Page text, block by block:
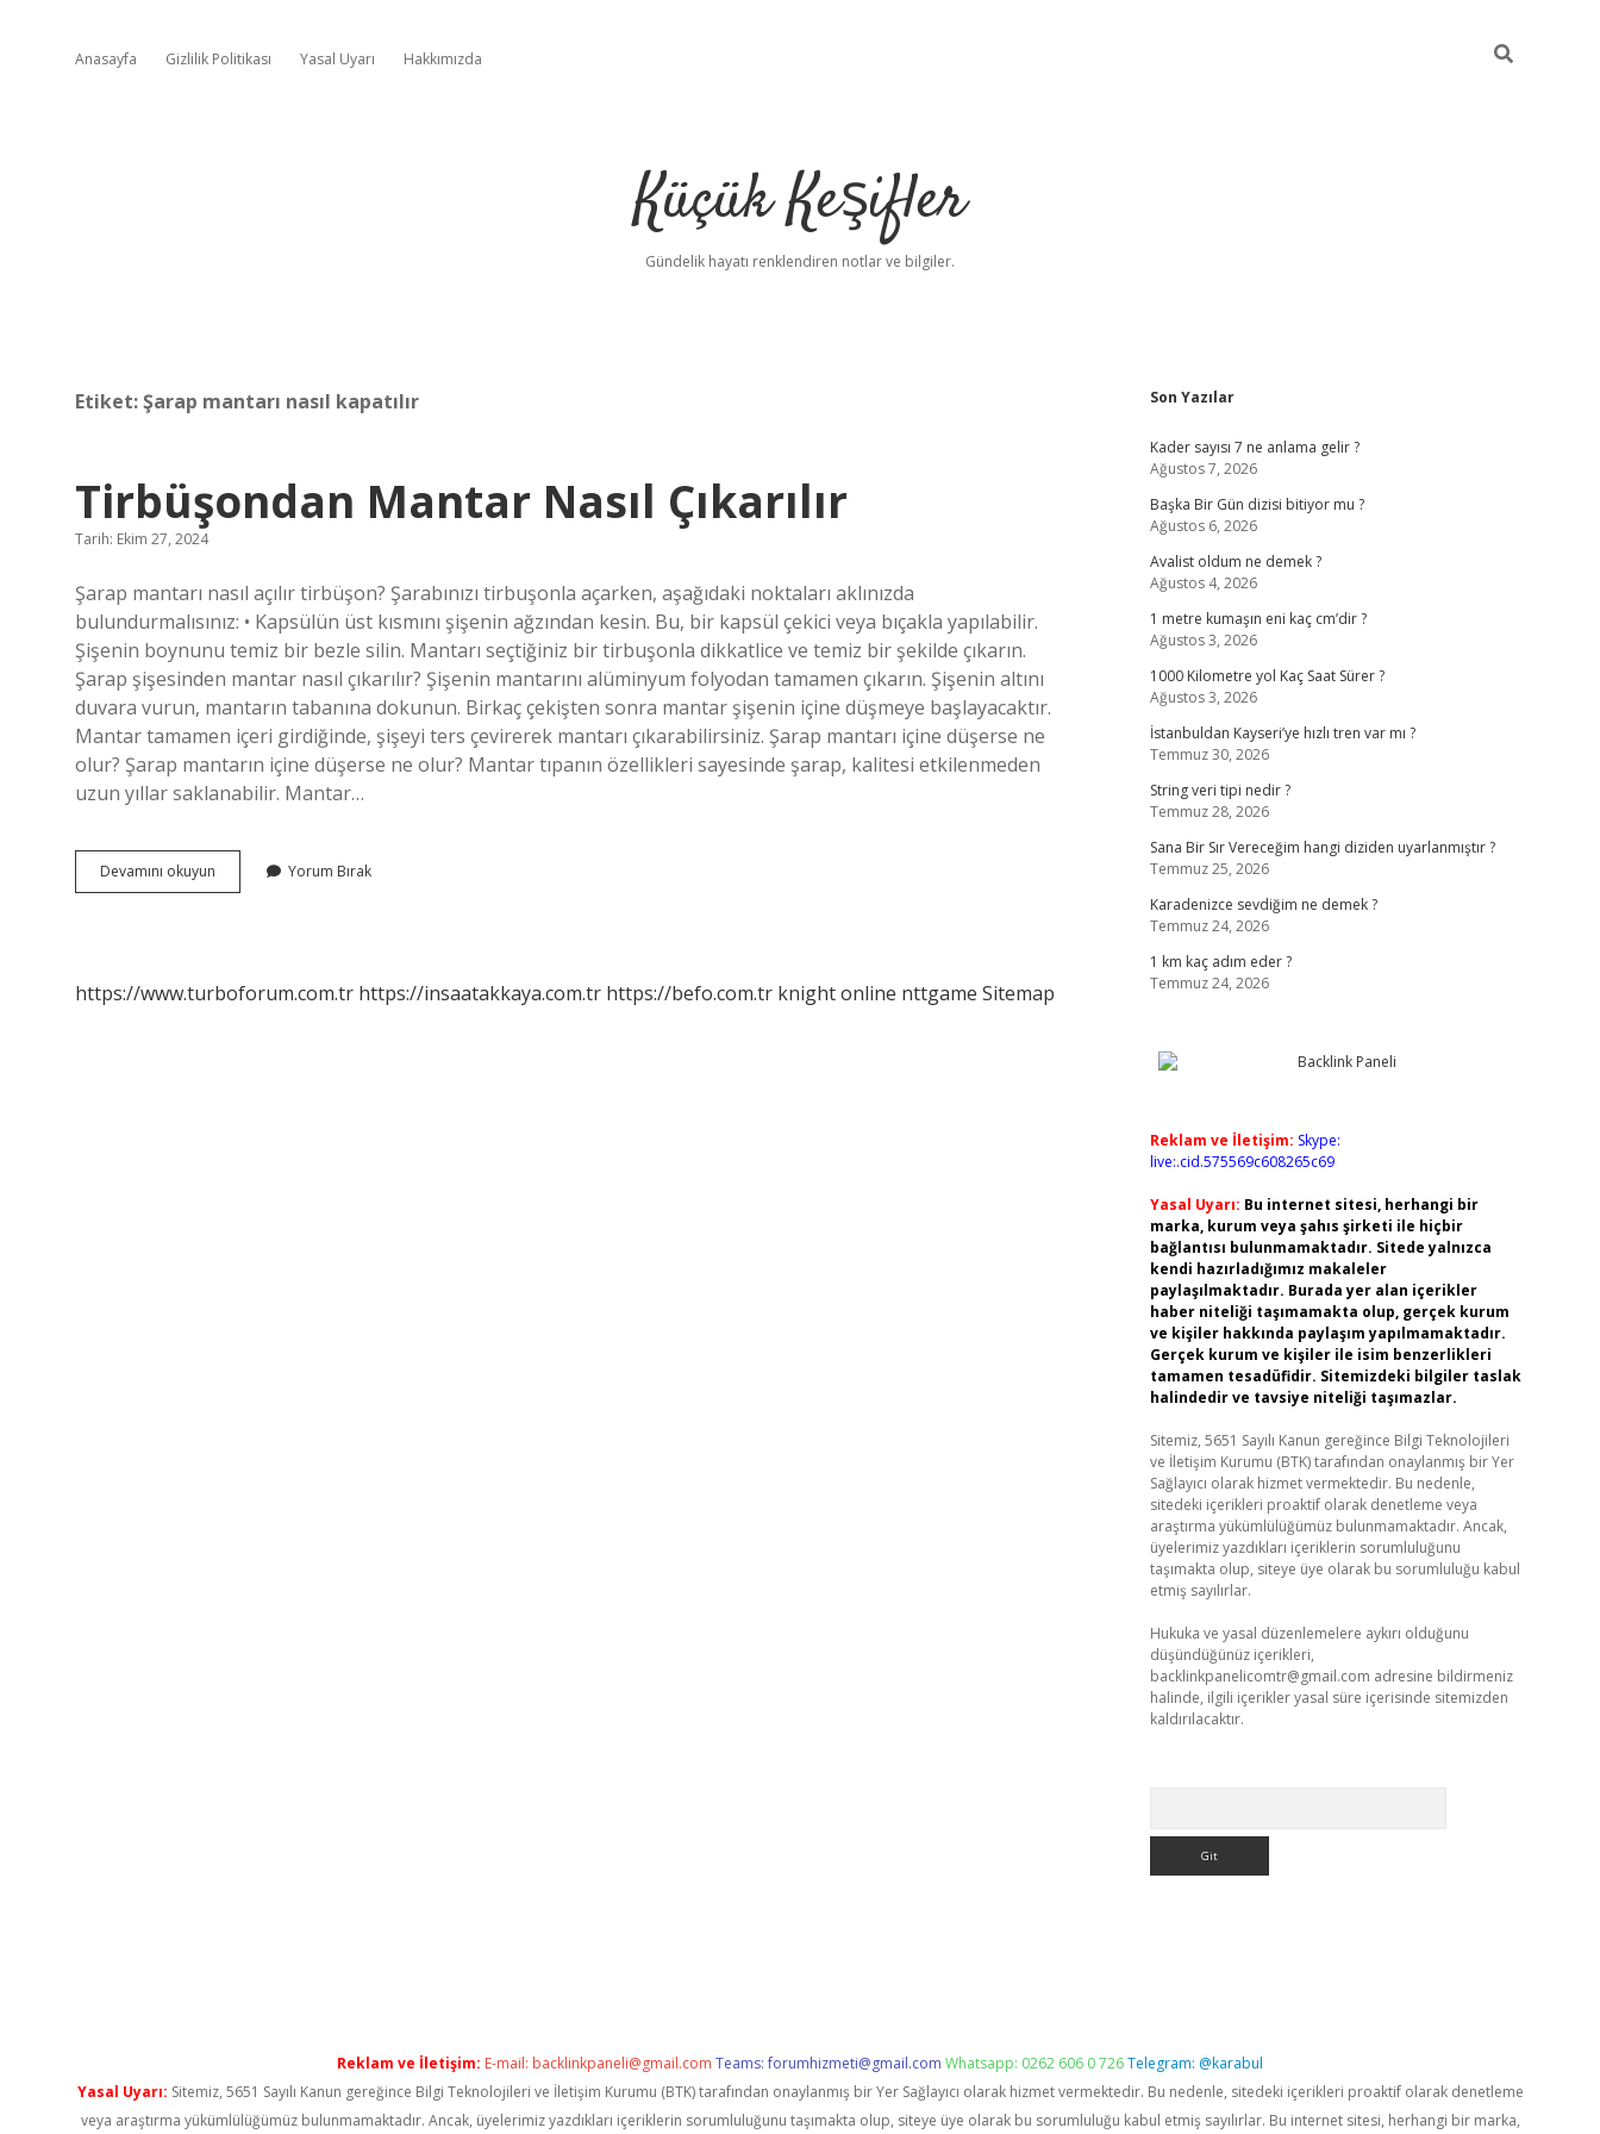
Anasayfa Gizlilik Politikası Yasal Uyarı Hakkımızda
Küçük Keşifler
Gündelik hayatı renklendiren notlar ve bilgiler.
Etiket:Şarap mantarı nasıl kapatılır
Tirbüşondan Mantar Nasıl Çıkarılır
Tarih: Ekim 27, 2024
Şarap mantarı nasıl açılır tirbüşon? Şarabınızı tirbuşonla açarken, aşağıdaki noktaları aklınızda
bulundurmalısınız: • Kapsülün üst kısmını şişenin ağzından kesin. Bu, bir kapsül çekici veya bıçakla yapılabilir.
Şişenin boynunu temiz bir bezle silin. Mantarı seçtiğiniz bir tirbuşonla dikkatlice ve temiz bir şekilde çıkarın.
Şarap şişesinden mantar nasıl çıkarılır? Şişenin mantarını alüminyum folyodan tamamen çıkarın. Şişenin altını
duvara vurun, mantarın tabanına dokunun. Birkaç çekişten sonra mantar şişenin içine düşmeye başlayacaktır.
Mantar tamamen içeri girdiğinde, şişeyi ters çevirerek mantarı çıkarabilirsiniz. Şarap mantarı içine düşerse ne
olur? Şarap mantarın içine düşerse ne olur? Mantar tıpanın özellikleri sayesinde şarap, kalitesi etkilenmeden
uzun yıllar saklanabilir. Mantar…
Devamını okuyun Tirbüşondan
Mantar
Yorum Bırak
https://www.turboforum.com.tr https://insaatakkaya.com.tr https://befo.com.tr knight online nttgame Sitemap
Sidebar
Son Yazılar
Kader sayısı 7 ne anlama gelir ?
Ağustos 7, 2026
Başka Bir Gün dizisi bitiyor mu ?
Ağustos 6, 2026
Avalist oldum ne demek ?
Ağustos 4, 2026
1 metre kumaşın eni kaç cm’dir ?
Ağustos 3, 2026
1000 Kilometre yol Kaç Saat Sürer ?
Ağustos 3, 2026
İstanbuldan Kayseri’ye hızlı tren var mı ?
Temmuz 30, 2026
String veri tipi nedir ?
Temmuz 28, 2026
Sana Bir Sır Vereceğim hangi diziden uyarlanmıştır ?
Temmuz 25, 2026
Karadenizce sevdiğim ne demek ?
Temmuz 24, 2026
1 km kaç adım eder ?
Temmuz 24, 2026
Reklam ve İletişim: Skype:
live:.cid.575569c608265c69
Yasal Uyarı: Bu internet sitesi, herhangi bir
marka, kurum veya şahıs şirketi ile hiçbir
bağlantısı bulunmamaktadır. Sitede yalnızca
kendi hazırladığımız makaleler
paylaşılmaktadır. Burada yer alan içerikler
haber niteliği taşımamakta olup, gerçek kurum
ve kişiler hakkında paylaşım yapılmamaktadır.
Gerçek kurum ve kişiler ile isim benzerlikleri
tamamen tesadüfidir. Sitemizdeki bilgiler taslak
halindedir ve tavsiye niteliği taşımazlar.
Sitemiz, 5651 Sayılı Kanun gereğince Bilgi Teknolojileri
ve İletişim Kurumu (BTK) tarafından onaylanmış bir Yer
Sağlayıcı olarak hizmet vermektedir. Bu nedenle,
sitedeki içerikleri proaktif olarak denetleme veya
araştırma yükümlülüğümüz bulunmamaktadır. Ancak,
üyelerimiz yazdıkları içeriklerin sorumluluğunu
taşımakta olup, siteye üye olarak bu sorumluluğu kabul
etmiş sayılırlar.
Hukuka ve yasal düzenlemelere aykırı olduğunu
düşündüğünüz içerikleri,
backlinkpanelicomtr@gmail.com adresine bildirmeniz
halinde, ilgili içerikler yasal süre içerisinde sitemizden
kaldırılacaktır.
Reklam ve İletişim: E-mail: backlinkpaneli@gmail.com Teams:forumhizmeti@gmail.com Whatsapp: 0262 606 0 726Telegram: @karabul
Yasal Uyarı: Sitemiz, 5651 Sayılı Kanun gereğince Bilgi Teknolojileri ve İletişim Kurumu (BTK) tarafından onaylanmış bir Yer Sağlayıcı olarak hizmet vermektedir. Bu nedenle, sitedeki içerikleri proaktif olarak denetleme
veya araştırma yükümlülüğümüz bulunmamaktadır. Ancak, üyelerimiz yazdıkları içeriklerin sorumluluğunu taşımakta olup, siteye üye olarak bu sorumluluğu kabul etmiş sayılırlar. Bu internet sitesi, herhangi bir marka,